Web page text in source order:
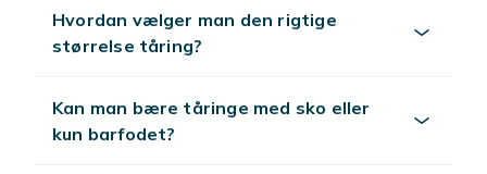
med sten og detaljer.
Tåringe findes i mange modeller. De mest
enkle er glatte og smalle ringe, der giver et
Hvordan vælger man den rigtige
størrelse tåring?
Kan man bære tåringe med sko eller
kun barfodet?